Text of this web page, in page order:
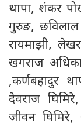
थापा, शंकर
गुरुङ, छविलाल
रायमाझी,
खगराज
,कर्णबहादुर
देवराज
जीवन घिमिरे,